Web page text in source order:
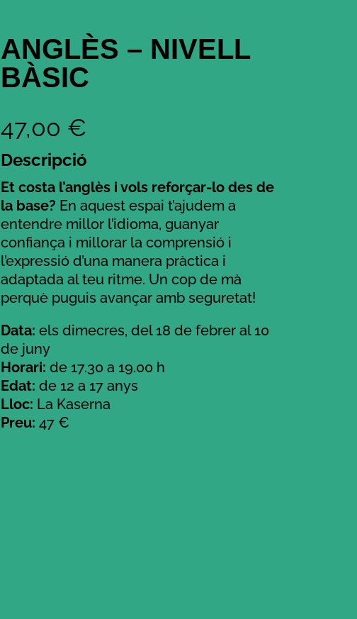
ANGLÈS – NIVELL
BÀSIC
47,00 €
Descripció
Et costa l’anglès i vols reforçar-lo des de
la base? En aquest espai t’ajudem a
entendre millor l’idioma, guanyar
confiança i millorar la comprensió i
l’expressió d’una manera pràctica i
adaptada al teu ritme. Un cop de mà
perquè puguis avançar amb seguretat!
Data: els dimecres, del 18 de febrer al 10
de juny
Horari: de 17.30 a 19.00 h
Edat: de 12 a 17 anys
Lloc: La Kaserna
Preu: 47 €